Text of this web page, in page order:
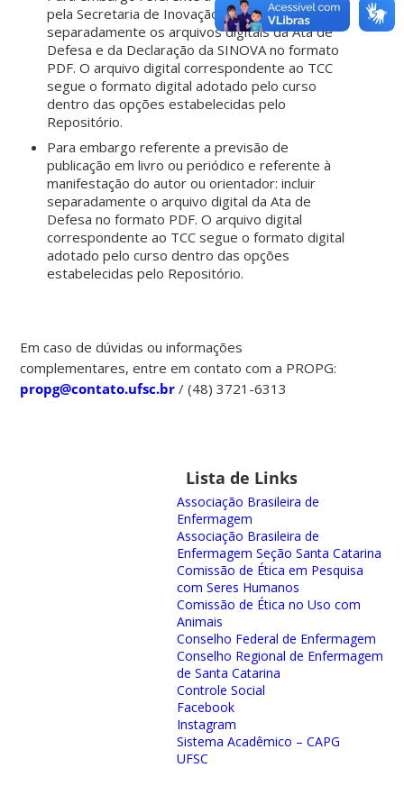
pela Secretaria de Inovação (SINOVA): incluir
separadamente os arquivos digitais da Ata de
Defesa e da Declaração da SINOVA no formato
PDF. O arquivo digital correspondente ao TCC
segue o formato digital adotado pelo curso
dentro das opções estabelecidas pelo
Repositório.
Para embargo referente a previsão de
publicação em livro ou periódico e referente à
manifestação do autor ou orientador: incluir
separadamente o arquivo digital da Ata de
Defesa no formato PDF. O arquivo digital
correspondente ao TCC segue o formato digital
adotado pelo curso dentro das opções
estabelecidas pelo Repositório.
Em caso de dúvidas ou informações
complementares, entre em contato com a PROPG:
propg@contato.ufsc.br / (48) 3721-6313
Lista de Links
Associação Brasileira de
Enfermagem
Associação Brasileira de
Enfermagem Seção Santa Catarina
Comissão de Ética em Pesquisa
com Seres Humanos
Comissão de Ética no Uso com
Animais
Conselho Federal de Enfermagem
Conselho Regional de Enfermagem
de Santa Catarina
Controle Social
Facebook
Instagram
Sistema Acadêmico – CAPG
UFSC